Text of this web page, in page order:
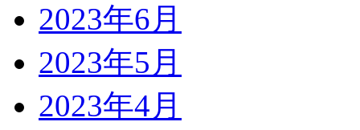
2023年6月
2023年5月
2023年4月